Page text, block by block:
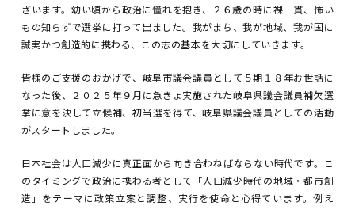
ざいます。幼い頃から政治に憧れを抱き、２６歳の時に裸一貫、怖い
もの知らずで選挙に打って出ました。我がまち、我が地域、我が国に
誠実かつ創造的に携わる、この志の基本を大切にしていきます。
皆様のご支援のおかげで、岐阜市議会議員として５期１８年お世話に
なった後、２０２５年９月に急きょ実施された岐阜県議会議員補欠選
挙に意を決して立候補、初当選を得て、岐阜県議会議員としての活動
がスタートしました。
日本社会は人口減少に真正面から向き合わねばならない時代です。こ
のタイミングで政治に携わる者として「人口減少時代の地域・都市創
造」をテーマに政策立案と調整、実行を使命と心得ています。例え